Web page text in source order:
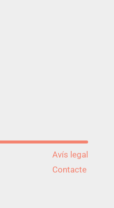
Avís legal
Contacte